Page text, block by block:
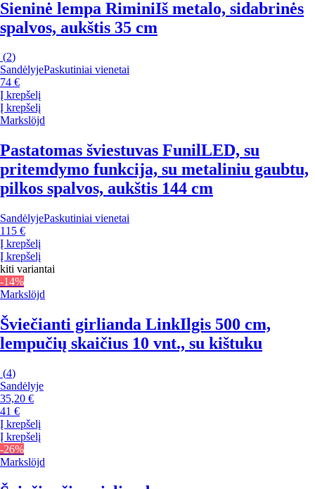
Sieninė lempa RiminiIš metalo, sidabrinės
spalvos, aukštis 35 cm
(2)
SandėlyjePaskutiniai vienetai
74 €
Į krepšelį
Į krepšelį
Markslöjd
Pastatomas šviestuvas FunilLED, su
pritemdymo funkcija, su metaliniu gaubtu,
pilkos spalvos, aukštis 144 cm
SandėlyjePaskutiniai vienetai
115 €
Į krepšelį
Į krepšelį
kiti variantai
-14%
Markslöjd
Šviečianti girlianda LinkIlgis 500 cm,
lempučių skaičius 10 vnt., su kištuku
(4)
Sandėlyje
35,20 €
41 €
Į krepšelį
Į krepšelį
-26%
Markslöjd